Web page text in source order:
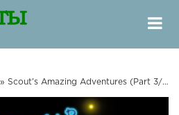
» Scout's Amazing Adventures (Part 3/6)